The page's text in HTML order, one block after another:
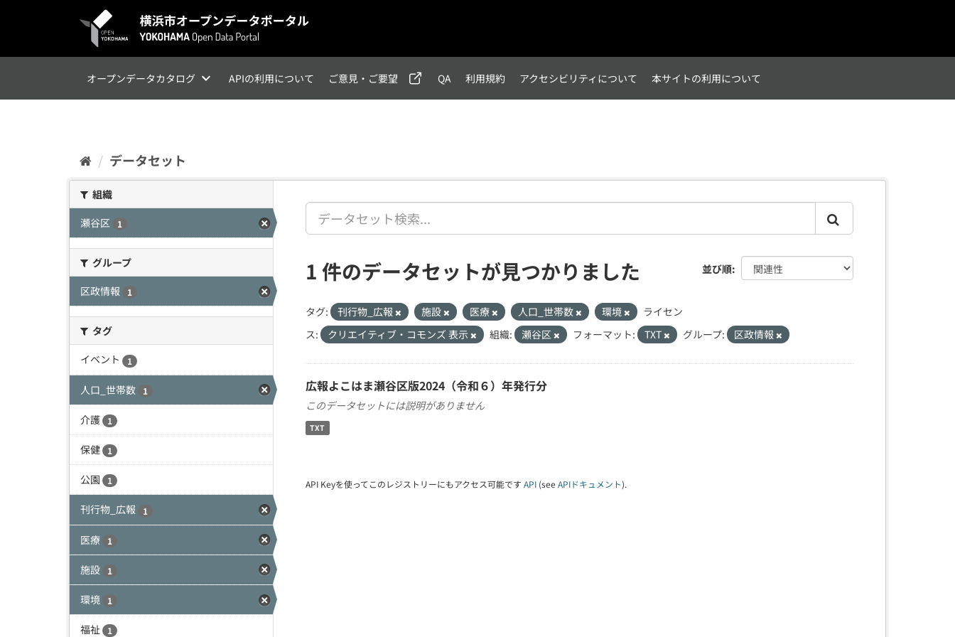
オープンデータカタログ APIの利用について ご意見・ご要望 QA 利用規約 アクセシビリティについて 本サイトの利用について
データセット
組織
瀬谷区
1
グループ
区政情報
1
タグ
イベント
1
人口_世帯数 1
介護 1
保健 1
公園 1
刊行物_広報 1
医療 1
施設 1
環境 1
福祉 1
並び順
1 件のデータセットが見つかりました
タグ: 刊行物_広報 施設 医療 人口_世帯数 環境
ライセン
ス:
クリエイティブ・コモンズ 表示 組織: 瀬谷区 フォーマット: TXT グループ: 区政情報
広報よこはま瀬谷区版2024（令和６）年発行分
このデータセットには説明がありません
TXT
API Keyを使ってこのレジストリーにもアクセス可能です API (see APIドキュメント).